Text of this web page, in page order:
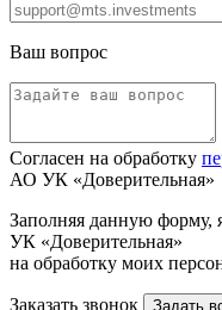
Ваш вопрос
Согласен на обработку
АО УК «Доверительная»
Заполняя данную форму,
УК «Доверительная»
на обработку моих
Заказать звонок Задать